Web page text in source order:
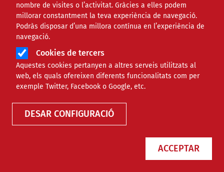
nombre de visites o l’activitat. Gràcies a elles podem
millorar constantment la teva experiència de navegació.
Podràs disposar d’una millora contínua en l’experiència de
navegació.
Cookies de tercers
Aquestes cookies pertanyen a altres serveis utilitzats al
web, els quals ofereixen diferents funcionalitats com per
exemple Twitter, Facebook o Google, etc.
DESAR CONFIGURACIÓ
ACCEPTAR